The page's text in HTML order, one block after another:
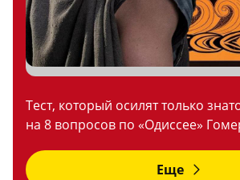
Тест, который осилят только
на 8 вопросов по «Одиссее»
Еще